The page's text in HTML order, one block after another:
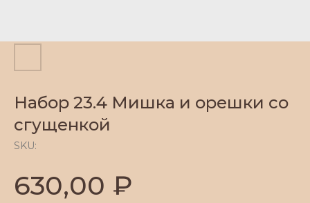
Набор 23.4 Мишка и орешки со
сгущенкой
SKU:
630,00 ₽